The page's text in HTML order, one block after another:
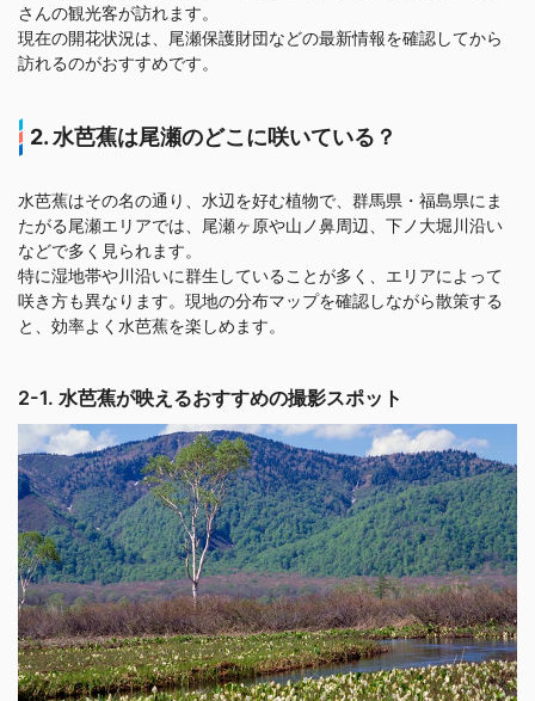
さんの観光客が訪れます。
現在の開花状況は、尾瀬保護財団などの最新情報を確認してから
訪れるのがおすすめです。
2. 水芭蕉は尾瀬のどこに咲いている？
水芭蕉はその名の通り、水辺を好む植物で、群馬県・福島県にま
たがる尾瀬エリアでは、尾瀬ヶ原や山ノ鼻周辺、下ノ大堀川沿い
などで多く見られます。
特に湿地帯や川沿いに群生していることが多く、エリアによって
咲き方も異なります。現地の分布マップを確認しながら散策する
と、効率よく水芭蕉を楽しめます。
2-1. 水芭蕉が映えるおすすめの撮影スポット